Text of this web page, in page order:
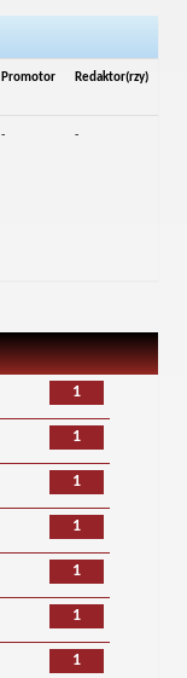
Promotor Redaktor(rzy)
- -
1
1
1
1
1
1
1